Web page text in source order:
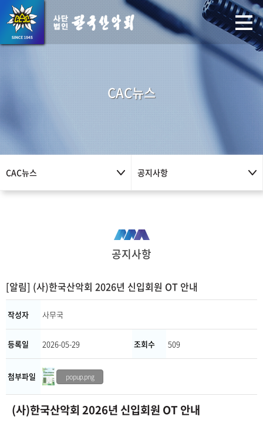
CAC뉴스
CAC뉴스 공지사항
공지사항
[알림] (사)한국산악회 2026년 신입회원 OT 안내
작성자 사무국
등록일 2026-05-29 조회수 509
첨부파일 popup.png
(사)한국산악회 2026년 신입회원 OT 안내